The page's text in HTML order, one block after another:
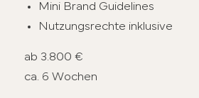
Mini Brand Guidelines
Nutzungsrechte inklusive
ab 3.800 €
ca. 6 Wochen